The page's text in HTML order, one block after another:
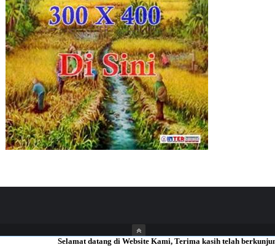
ThemeXpose| Distributed ByInter News
Selamat datang di Website Kami, Terima kasih telah berkunjung..